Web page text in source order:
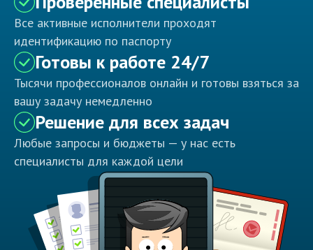
Все активные исполнители проходят
идентификацию по паспорту
Готовы к работе 24/7
Тысячи профессионалов онлайн и готовы взяться за
вашу задачу немедленно
Решение для всех задач
Любые запросы и бюджеты — у нас есть
специалисты для каждой цели